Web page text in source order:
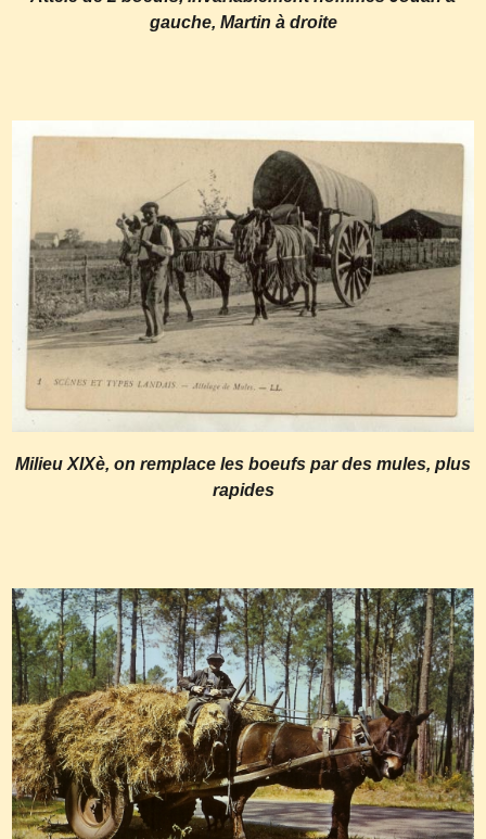
gauche, Martin à droite
Milieu XIXè, on remplace les boeufs par des mules, plus
rapides